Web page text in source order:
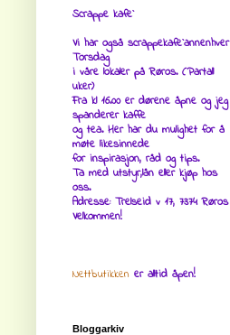
Scrappe kafe`
Vi har også scrappekafe`annenhver
Torsdag
i våre lokaler på Røros. (Partall
uker)
Fra kl 16.00 er dørene åpne og jeg
spanderer kaffe
og tea. Her har du mulighet for å
møte likesinnede
for inspirasjon, råd og tips.
Ta med utstyr,lån eller kjøp hos
oss.
Adresse: Trelseid v 17, 7374 Røros
Velkommen!
Nettbutikken er alltid åpen!
Bloggarkiv